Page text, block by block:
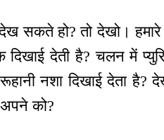
सकते हो? तो देखो। हमारे
दिखाई देती है? चलन में
नशा दिखाई देता है?
को?